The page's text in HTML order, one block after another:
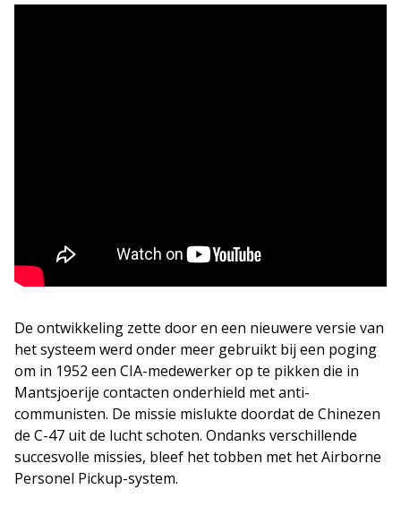
De ontwikkeling zette door en een nieuwere versie van
het systeem werd onder meer gebruikt bij een poging
om in 1952 een CIA-medewerker op te pikken die in
Mantsjoerije contacten onderhield met anti-
communisten. De missie mislukte doordat de Chinezen
de C-47 uit de lucht schoten. Ondanks verschillende
succesvolle missies, bleef het tobben met het Airborne
Personel Pickup-system.